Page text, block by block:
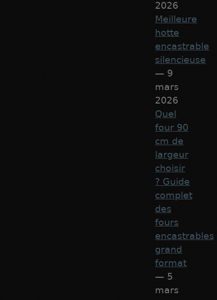
2026
Meilleure
hotte
encastrable
silencieuse
— 9
mars
2026
Quel
four 90
cm de
largeur
choisir
? Guide
complet
des
fours
encastrables
grand
format
— 5
mars